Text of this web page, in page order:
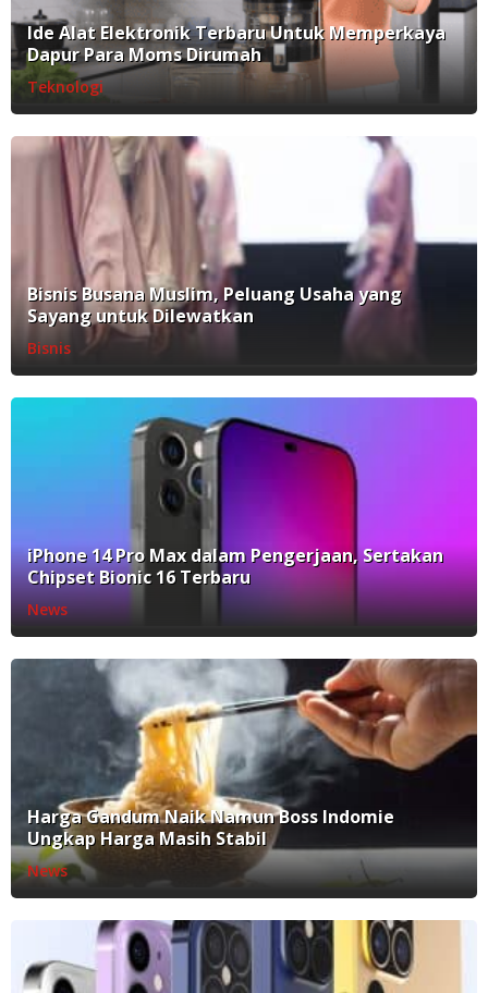
Ide Alat Elektronik Terbaru Untuk Memperkaya
Dapur Para Moms Dirumah
Teknologi
Bisnis Busana Muslim, Peluang Usaha yang
Sayang untuk Dilewatkan
Bisnis
iPhone 14 Pro Max dalam Pengerjaan, Sertakan
Chipset Bionic 16 Terbaru
News
Harga Gandum Naik Namun Boss Indomie
Ungkap Harga Masih Stabil
News